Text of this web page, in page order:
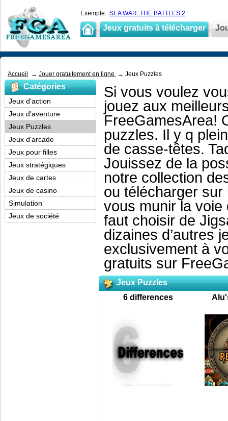
Exemple: SEA WAR: THE BATTLES 2
Jeux gratuits à télécharger
Accueil → Jouer gratuitement en ligne → Jeux Puzzles
Si vous voulez
jouez aux
FreeGamesArea!
puzzles. Il y q
de casse-têtes.
Jouissez de la
notre collection
ou télécharger
vous munir la
faut choisir de
dizaines d’autres
exclusivement à
gratuits sur
Jeux Puzzles
6 differences
Catégories
Jeux d'action
Jeux d'aventure
Jeux Puzzles
Jeux d'arcade
Jeux pour filles
Jeux stratégiques
Jeux de cartes
Jeux de casino
Simulation
Jeux de société